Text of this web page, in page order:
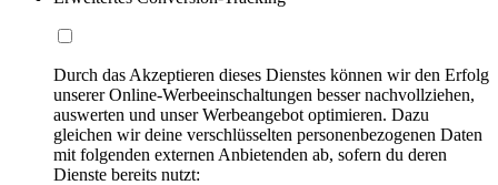
Durch das Akzeptieren dieses Dienstes können wir den Erfolg
unserer Online-Werbeeinschaltungen besser nachvollziehen,
auswerten und unser Werbeangebot optimieren. Dazu
gleichen wir deine verschlüsselten personenbezogenen Daten
mit folgenden externen Anbietenden ab, sofern du deren
Dienste bereits nutzt: